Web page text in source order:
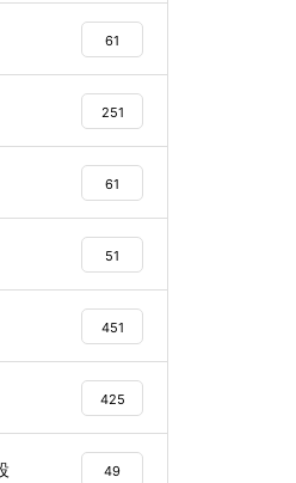
61
251
61
51
451
425
49